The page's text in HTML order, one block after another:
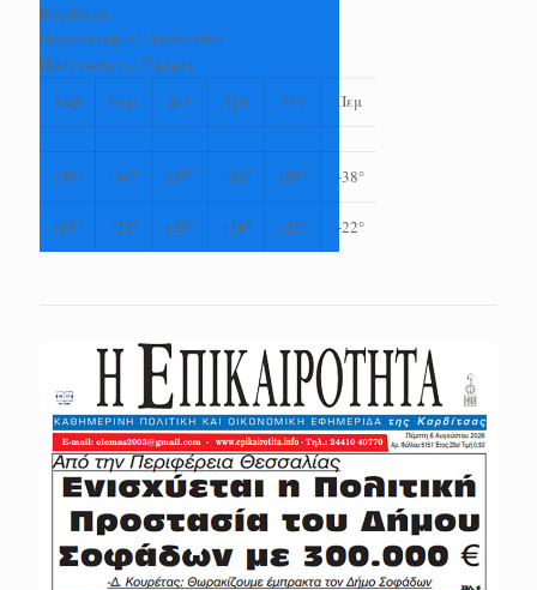
Καρδίτσα
Παρασκευή, 07 Αύγουστος
Πρόγνωση για 7 μέρες
Σαβ
Κυρ Δευ Τρι Τετ Πεμ
+39° +40° +37° +38° +39° +38°
+25° +28° +25° +24° +23° +22°